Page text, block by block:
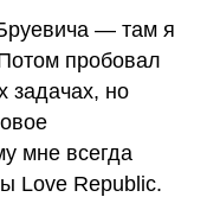
— там я
пробовал
задачах, но
мне всегда
Love Republic.